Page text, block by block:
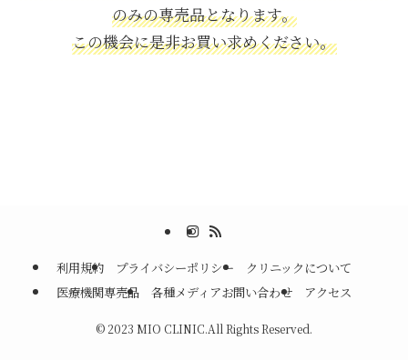
のみの専売品となります。
この機会に是非お買い求めください。
利用規約 プライバシーポリシー
クリニックについて
医療機関専売品
各種メディアお問い合わせ アクセス
© 2023 MIO CLINIC.All Rights Reserved.